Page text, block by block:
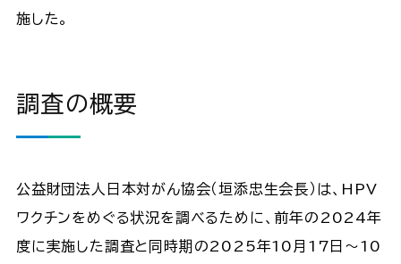
施した。
調査の概要
公益財団法人日本対がん協会（垣添忠生会長）は、HPV
ワクチンをめぐる状況を調べるために、前年の2024年
度に実施した調査と同時期の2025年10月17日～10